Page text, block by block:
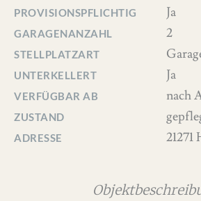
PROVISIONSPFLICHTIG Ja
GARAGENANZAHL 2
STELLPLATZART
UNTERKELLERT Ja
VERFÜGBAR AB nach
ZUSTAND
ADRESSE 21271